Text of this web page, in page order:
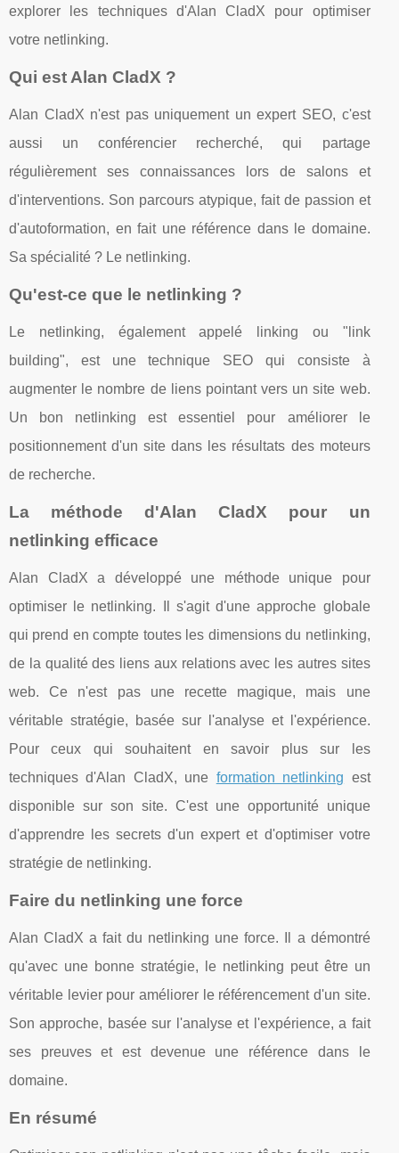
explorer les techniques d'Alan CladX pour optimiser
votre netlinking.
Qui est Alan CladX ?
Alan CladX n'est pas uniquement un expert SEO, c'est
aussi un conférencier recherché, qui partage
régulièrement ses connaissances lors de salons et
d'interventions. Son parcours atypique, fait de passion et
d'autoformation, en fait une référence dans le domaine.
Sa spécialité ? Le netlinking.
Qu'est-ce que le netlinking ?
Le netlinking, également appelé linking ou "link
building", est une technique SEO qui consiste à
augmenter le nombre de liens pointant vers un site web.
Un bon netlinking est essentiel pour améliorer le
positionnement d'un site dans les résultats des moteurs
de recherche.
La méthode d'Alan CladX pour un
netlinking efficace
Alan CladX a développé une méthode unique pour
optimiser le netlinking. Il s'agit d'une approche globale
qui prend en compte toutes les dimensions du netlinking,
de la qualité des liens aux relations avec les autres sites
web. Ce n'est pas une recette magique, mais une
véritable stratégie, basée sur l'analyse et l'expérience.
Pour ceux qui souhaitent en savoir plus sur les
techniques d'Alan CladX, une formation netlinking est
disponible sur son site. C'est une opportunité unique
d'apprendre les secrets d'un expert et d'optimiser votre
stratégie de netlinking.
Faire du netlinking une force
Alan CladX a fait du netlinking une force. Il a démontré
qu'avec une bonne stratégie, le netlinking peut être un
véritable levier pour améliorer le référencement d'un site.
Son approche, basée sur l'analyse et l'expérience, a fait
ses preuves et est devenue une référence dans le
domaine.
En résumé